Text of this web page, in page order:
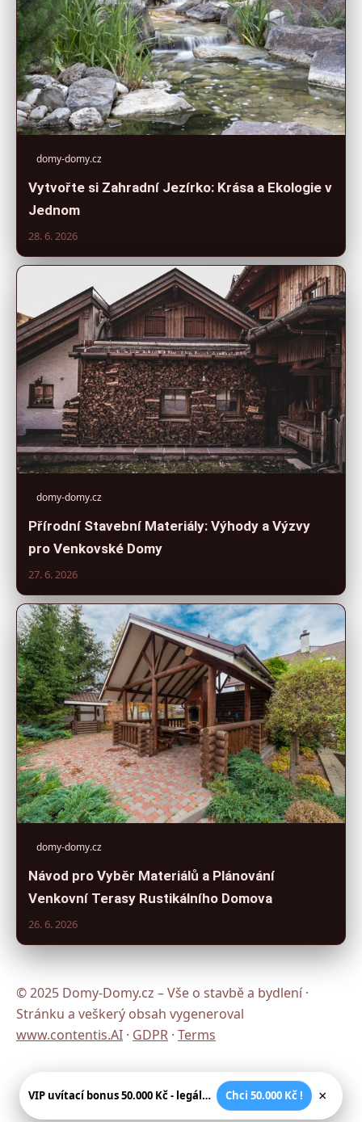
domy-domy.cz
Vytvořte si Zahradní Jezírko: Krása a Ekologie v
Jednom
28. 6. 2026
domy-domy.cz
Přírodní Stavební Materiály: Výhody a Výzvy
pro Venkovské Domy
27. 6. 2026
domy-domy.cz
Návod pro Vyběr Materiálů a Plánování
Venkovní Terasy Rustikálního Domova
26. 6. 2026
© 2025 Domy-Domy.cz – Vše o stavbě a bydlení ·
Stránku a veškerý obsah vygeneroval
www.contentis.AI · GDPR · Terms
VIP uvítací bonus 50.000 Kč - legální české kasíno Chci 50.000 Kč ! ×